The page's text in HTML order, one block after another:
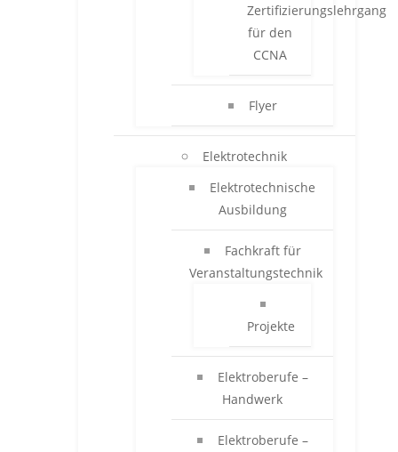
Zertifizierungslehrgang
für den
CCNA
Flyer
Elektrotechnik
Elektrotechnische
Ausbildung
Fachkraft für
Veranstaltungstechnik
Projekte
Elektroberufe –
Handwerk
Elektroberufe –